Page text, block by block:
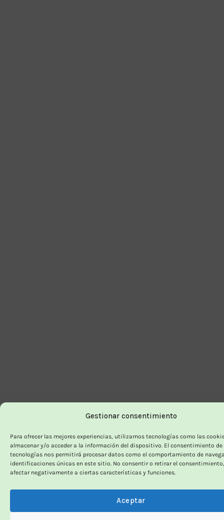
Gestionar consentimiento
Para ofrecer las mejores experiencias, utilizamos tecnologías como las
almacenar y/o acceder a la información del dispositivo. El consentimiento de
tecnologías nos permitirá procesar datos como el comportamiento de
identificaciones únicas en este sitio. No consentir o retirar el
afectar negativamente a ciertas características y funciones.
Aceptar